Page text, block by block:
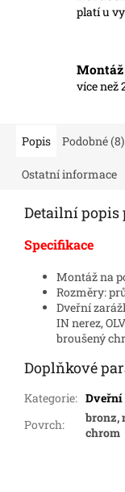
platí u
více než
Popis Podobné (8)
Ostatní informace
Detailní popis
Specifikace
Montáž na
Rozměry:
Dveřní
IN nerez,
broušený
Doplňkové
Kategorie:
Povrch:
bronz,
chrom